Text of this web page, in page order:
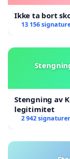
Ikke ta bort
13 156
Stengning av
legitimitet
2 942 signaturer